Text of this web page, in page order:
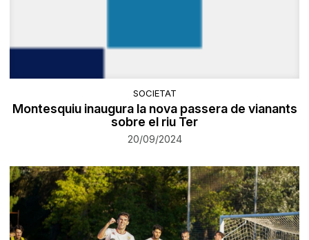
SOCIETAT
Montesquiu inaugura la nova passera de vianants
sobre el riu Ter
20/09/2024